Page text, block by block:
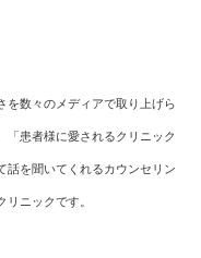
を数々のメディアで取り上げら
患者様に愛されるクリニック
話を聞いてくれるカウンセリン
ニックです。